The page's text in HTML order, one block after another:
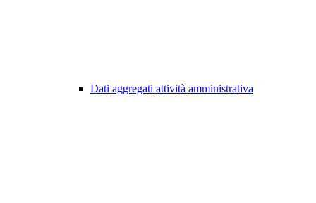
Dati aggregati attività amministrativa